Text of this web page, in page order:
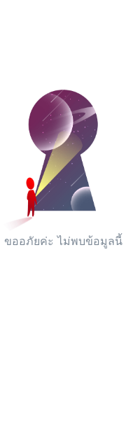
ขออภัยค่ะ ไม่พบข้อมูลนี้